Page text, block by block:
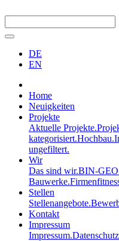
DE
EN
Home
Neuigkeiten
Projekte
Aktuelle Projekte.
kategorisiert.Hochbau.
ungefiltert.
Wir
Das sind wir.BIN-
Bauwerke.
Stellen
Stellenangebote.
Kontakt
Impressum
Impressum.